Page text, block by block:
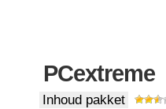
PCextreme
Inhoud pakket